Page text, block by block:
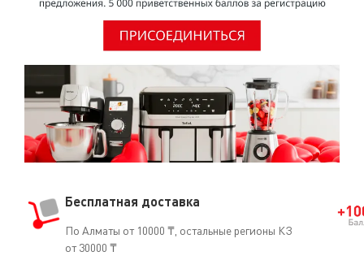
Бесплатная доставка
По Алматы от 10000 ₸, остальные регионы КЗ
от 30000 ₸